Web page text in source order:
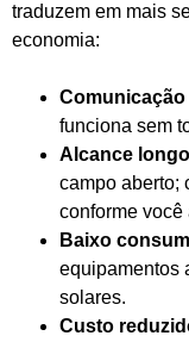
traduzem em mais
economia:
funciona sem
Alcance
campo aberto;
conforme
Baixo
equipamentos
solares.
Custo